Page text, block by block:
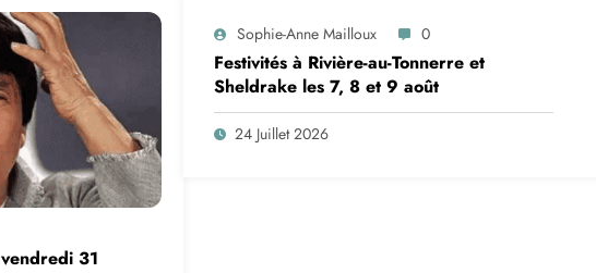
31
Sophie-Anne Mailloux 0
Festivités à Rivière-au-Tonnerre et
Sheldrake les 7, 8 et 9 août
24 Juillet 2026